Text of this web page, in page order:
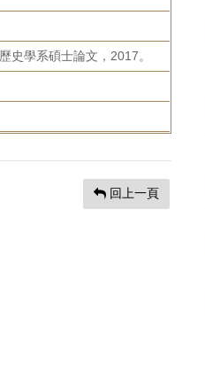
史學系碩士論文，2017。
回上一頁